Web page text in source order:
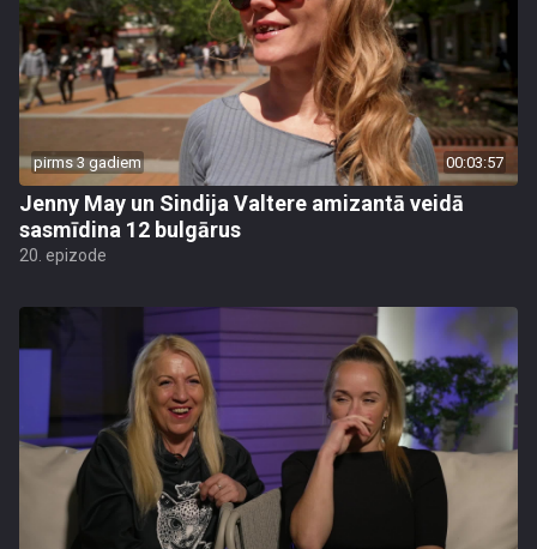
pirms 3 gadiem 00:03:57
Jenny May un Sindija Valtere amizantā veidā
sasmīdina 12 bulgārus
20. epizode